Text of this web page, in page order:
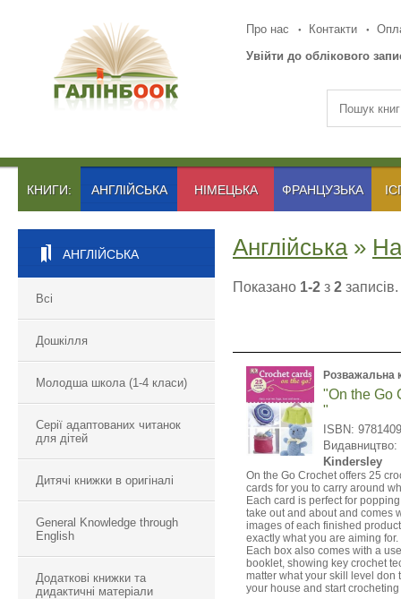
Про нас Контакти
Увійти до облікового
КНИГИ: АНГЛІЙСЬКА НІМЕЦЬКА ФРАНЦУЗЬКА
АНГЛІЙСЬКА
Всі
Дошкілля
Молодша школа (1-4 класи)
Серії адаптованих читанок
для дітей
Дитячі книжки в оригіналі
General Knowledge through
English
Додаткові книжки та
дидактичні матеріали
Англійська»
Показано 1-2 з 2 записів.
Розважальна
"On the Go
"
ISBN:
Видавництво:
Kindersley
On the Go Crochet offers 25
cards for you to carry around
Each card is perfect for
take out and about and comes
images of each finished
exactly what you are aiming for.
Each box also comes with a
booklet, showing key crochet
matter what your skill level don
your house and start